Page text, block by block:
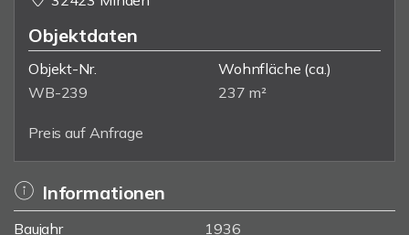
Objektdaten
Objekt-Nr.
WB-239
Wohnfläche (ca.)
237 m²
Preis auf Anfrage
Informationen
Baujahr
1936